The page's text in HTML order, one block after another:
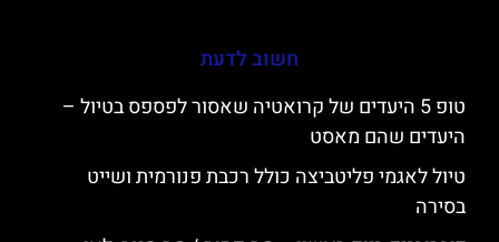
חשוב לדעת
טופ 5 היעדים של קרואטיה שאסור לפספס בטיול –
היעדים שהם מאסט
טיול לאגמי פליטביצה כולל רכבת פנורמית ושייט
בסירה